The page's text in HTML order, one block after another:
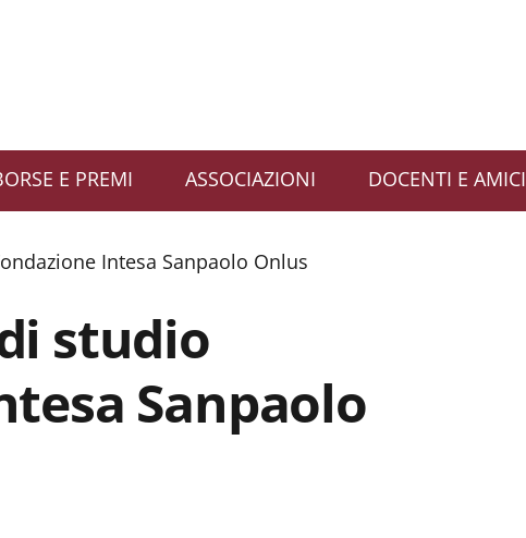
E PREMI ASSOCIAZIONI DOCENTI E AMICI
Intesa Sanpaolo Onlus
studio
Sanpaolo